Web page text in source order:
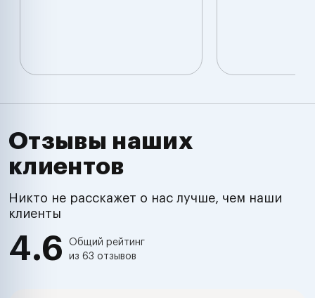
Отзывы наших
клиентов
Никто не расскажет о нас лучше, чем наши
клиенты
4.6
Общий рейтинг
из 63 отзывов